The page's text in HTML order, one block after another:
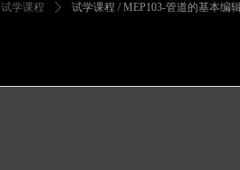
试学课程 ꄲ 试学课程 / MEP103-管道的基本编